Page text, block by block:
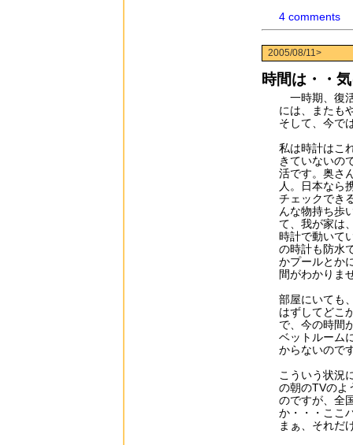
4 comments
2005/08/11>
時間は・・
一時期、復
には、またも
そして、今で
私は時計はこ
きていないの
活です。奥さ
人。日本なら
チェックでき
んな物持ち歩
て、我が家は
時計で動いて
の時計も防水
かプールとか
間がわかりま
部屋にいても
はずしてどこ
で、今の時間
ベットルーム
からないので
こういう状況
の朝のTVのよ
のですが、全
か・・・ここ
まぁ、それだ